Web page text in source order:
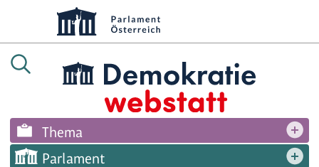
Thema
Parlament